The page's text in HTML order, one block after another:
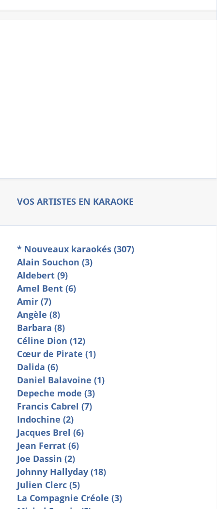
VOS ARTISTES EN KARAOKE
* Nouveaux karaokés (307)
Alain Souchon (3)
Aldebert (9)
Amel Bent (6)
Amir (7)
Angèle (8)
Barbara (8)
Céline Dion (12)
Cœur de Pirate (1)
Dalida (6)
Daniel Balavoine (1)
Depeche mode (3)
Francis Cabrel (7)
Indochine (2)
Jacques Brel (6)
Jean Ferrat (6)
Joe Dassin (2)
Johnny Hallyday (18)
Julien Clerc (5)
La Compagnie Créole (3)